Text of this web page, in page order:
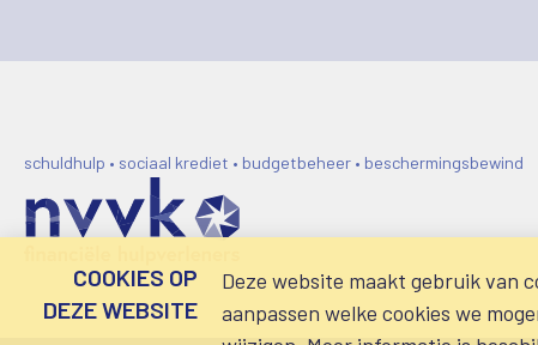
schuldhulp • sociaal krediet • budgetbeheer • beschermingsbewind
COOKIES OP
DEZE WEBSITE
Deze website maakt gebruik van
aanpassen welke cookies we